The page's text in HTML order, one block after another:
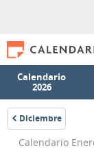
Calendario
2026
Diciembre
1960
Calendario